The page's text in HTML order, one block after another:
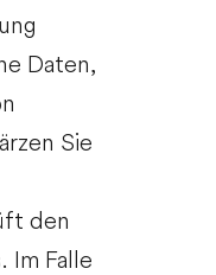
Daten,
Sie
den
Im Falle